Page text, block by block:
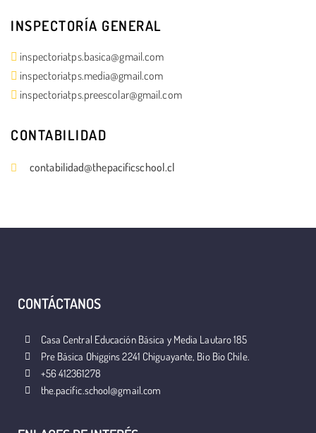
INSPECTORÍA GENERAL
inspectoriatps.basica@gmail.com
inspectoriatps.media@gmail.com
inspectoriatps.preescolar@gmail.com
CONTABILIDAD
contabilidad@thepacificschool.cl
CONTÁCTANOS
Casa Central Educación Básica y Media Lautaro 185
Pre Básica Ohiggins 2241 Chiguayante, Bio Bio Chile.
+56 412361278
the.pacific.school@gmail.com